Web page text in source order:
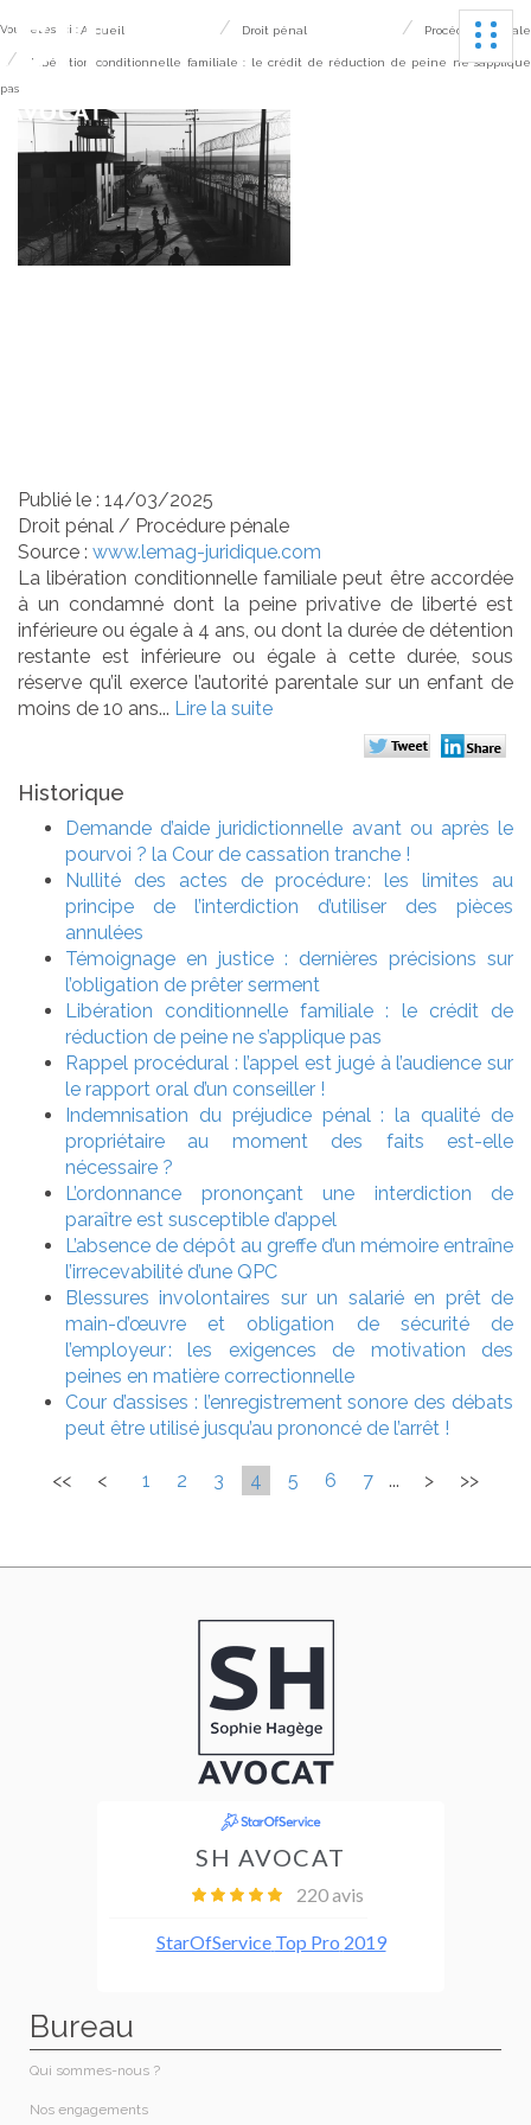
Vous êtes ici :Accueil Droit pénal Procédure pénale
Libération conditionnelle familiale : le crédit de réduction de peine ne s’applique
pas
Publié le : 14/03/2025
Droit pénal / Procédure pénale
Source : www.lemag-juridique.com
La libération conditionnelle familiale peut être accordée
à un condamné dont la peine privative de liberté est
inférieure ou égale à 4 ans, ou dont la durée de détention
restante est inférieure ou égale à cette durée, sous
réserve qu’il exerce l’autorité parentale sur un enfant de
moins de 10 ans... Lire la suite
Historique
Demande d’aide juridictionnelle avant ou après le
pourvoi ? la Cour de cassation tranche !
Nullité des actes de procédure : les limites au
principe de l’interdiction d’utiliser des pièces
annulées
Témoignage en justice : dernières précisions sur
l’obligation de prêter serment
Libération conditionnelle familiale : le crédit de
réduction de peine ne s’applique pas
Rappel procédural : l’appel est jugé à l’audience sur
le rapport oral d’un conseiller !
Indemnisation du préjudice pénal : la qualité de
propriétaire au moment des faits est-elle
nécessaire ?
L’ordonnance prononçant une interdiction de
paraître est susceptible d’appel
L’absence de dépôt au greffe d’un mémoire entraîne
l’irrecevabilité d’une QPC
Blessures involontaires sur un salarié en prêt de
main-d’œuvre et obligation de sécurité de
l’employeur : les exigences de motivation des
peines en matière correctionnelle
Cour d’assises : l’enregistrement sonore des débats
peut être utilisé jusqu’au prononcé de l’arrêt !
<< < 1 2 3 4 5 6 7 ... > >>
Bureau
Qui sommes-nous ?
Nos engagements